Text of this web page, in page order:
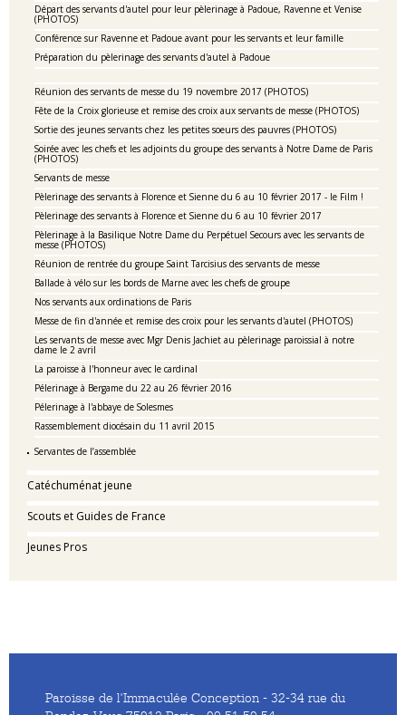
Départ des servants d'autel pour leur pèlerinage à Padoue, Ravenne et Venise
(PHOTOS)
Conférence sur Ravenne et Padoue avant pour les servants et leur famille
Préparation du pèlerinage des servants d'autel à Padoue
Réunion des servants de messe du 19 novembre 2017 (PHOTOS)
Fête de la Croix glorieuse et remise des croix aux servants de messe (PHOTOS)
Sortie des jeunes servants chez les petites soeurs des pauvres (PHOTOS)
Soirée avec les chefs et les adjoints du groupe des servants à Notre Dame de Paris
(PHOTOS)
Servants de messe
Pèlerinage des servants à Florence et Sienne du 6 au 10 février 2017 - le Film !
Pèlerinage des servants à Florence et Sienne du 6 au 10 février 2017
Pèlerinage à la Basilique Notre Dame du Perpétuel Secours avec les servants de
messe (PHOTOS)
Réunion de rentrée du groupe Saint Tarcisius des servants de messe
Ballade à vélo sur les bords de Marne avec les chefs de groupe
Nos servants aux ordinations de Paris
Messe de fin d'année et remise des croix pour les servants d'autel (PHOTOS)
Les servants de messe avec Mgr Denis Jachiet au pèlerinage paroissial à notre
dame le 2 avril
La paroisse à l'honneur avec le cardinal
Pélerinage à Bergame du 22 au 26 février 2016
Pélerinage à l'abbaye de Solesmes
Rassemblement diocésain du 11 avril 2015
Servantes de l’assemblée
Catéchuménat jeune
Scouts et Guides de France
Jeunes Pros
Paroisse de l'Immaculée Conception - 32-34 rue du